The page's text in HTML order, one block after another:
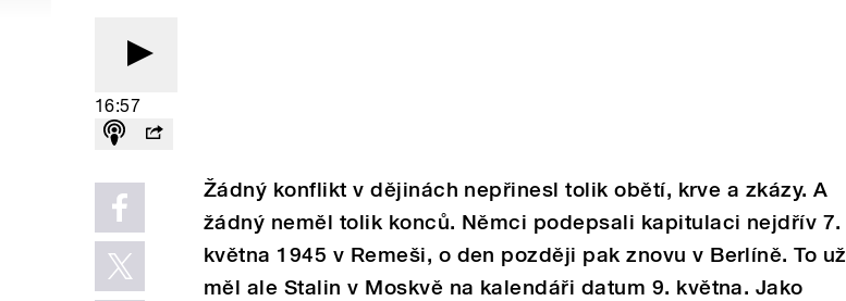
16:57
Žádný konflikt v dějinách nepřinesl tolik obětí, krve a zkázy. A
žádný neměl tolik konců. Němci podepsali kapitulaci nejdřív 7.
května 1945 v Remeši, o den později pak znovu v Berlíně. To už
měl ale Stalin v Moskvě na kalendáři datum 9. května. Jako